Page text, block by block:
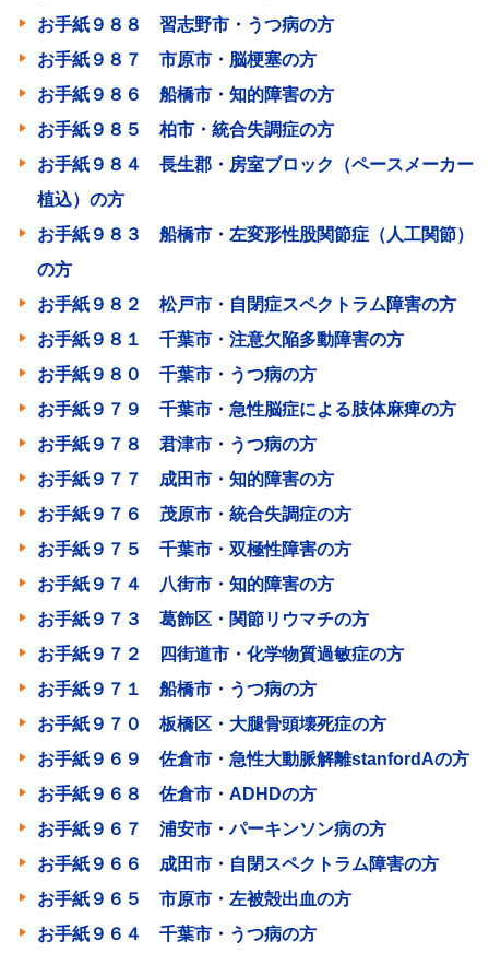
お手紙９８８ 習志野市・うつ病の方
お手紙９８７ 市原市・脳梗塞の方
お手紙９８６ 船橋市・知的障害の方
お手紙９８５ 柏市・統合失調症の方
お手紙９８４ 長生郡・房室ブロック（ペースメーカー
植込）の方
お手紙９８３ 船橋市・左変形性股関節症（人工関節）
の方
お手紙９８２ 松戸市・自閉症スペクトラム障害の方
お手紙９８１ 千葉市・注意欠陥多動障害の方
お手紙９８０ 千葉市・うつ病の方
お手紙９７９ 千葉市・急性脳症による肢体麻痺の方
お手紙９７８ 君津市・うつ病の方
お手紙９７７ 成田市・知的障害の方
お手紙９７６ 茂原市・統合失調症の方
お手紙９７５ 千葉市・双極性障害の方
お手紙９７４ 八街市・知的障害の方
お手紙９７３ 葛飾区・関節リウマチの方
お手紙９７２ 四街道市・化学物質過敏症の方
お手紙９７１ 船橋市・うつ病の方
お手紙９７０ 板橋区・大腿骨頭壊死症の方
お手紙９６９ 佐倉市・急性大動脈解離stanfordAの方
お手紙９６８ 佐倉市・ADHDの方
お手紙９６７ 浦安市・パーキンソン病の方
お手紙９６６ 成田市・自閉スペクトラム障害の方
お手紙９６５ 市原市・左被殻出血の方
お手紙９６４ 千葉市・うつ病の方